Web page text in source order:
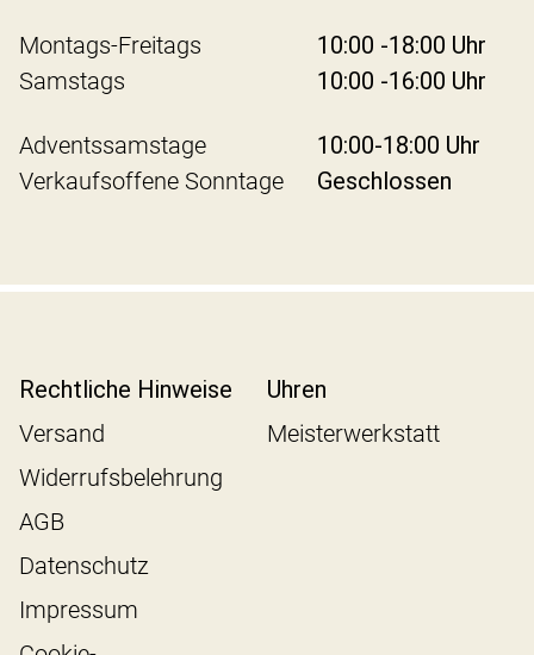
Montags-Freitags
10:00 -18:00 Uhr
Samstags
10:00 -16:00 Uhr
Adventssamstage
10:00-18:00 Uhr
Verkaufsoffene Sonntage
Geschlossen
Rechtliche Hinweise
Versand
Widerrufsbelehrung
AGB
Datenschutz
Impressum
Uhren
Meisterwerkstatt